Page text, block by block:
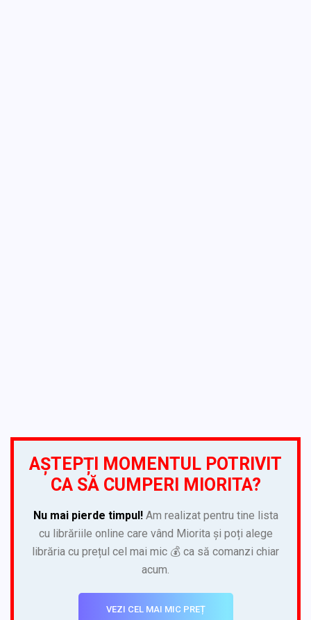
AȘTEPȚI MOMENTUL POTRIVIT
CA SĂ CUMPERI MIORITA?
Nu mai pierde timpul!Am realizat pentru tine lista
cu librăriile online care vând Miorita și poți alege
librăria cu prețul cel mai mic 💰 ca să comanzi chiar
acum.
VEZI CEL MAI MIC PREȚ